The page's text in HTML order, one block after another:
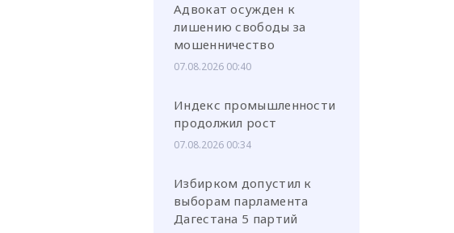
Адвокат осужден к
лишению свободы за
мошенничество
07.08.2026 00:40
Индекс промышленности
продолжил рост
07.08.2026 00:34
Избирком допустил к
выборам парламента
Дагестана 5 партий